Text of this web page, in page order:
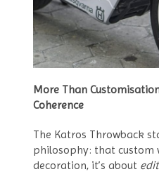
More Than
Coherence
The Katros Throwback
philosophy: that custom
decoration, it’s about